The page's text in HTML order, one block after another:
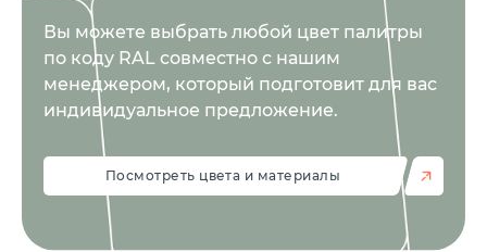
Вы можете выбрать любой цвет палитры
по коду RAL совместно с нашим
менеджером, который подготовит для вас
индивидуальное предложение.
Посмотреть цвета и материалы